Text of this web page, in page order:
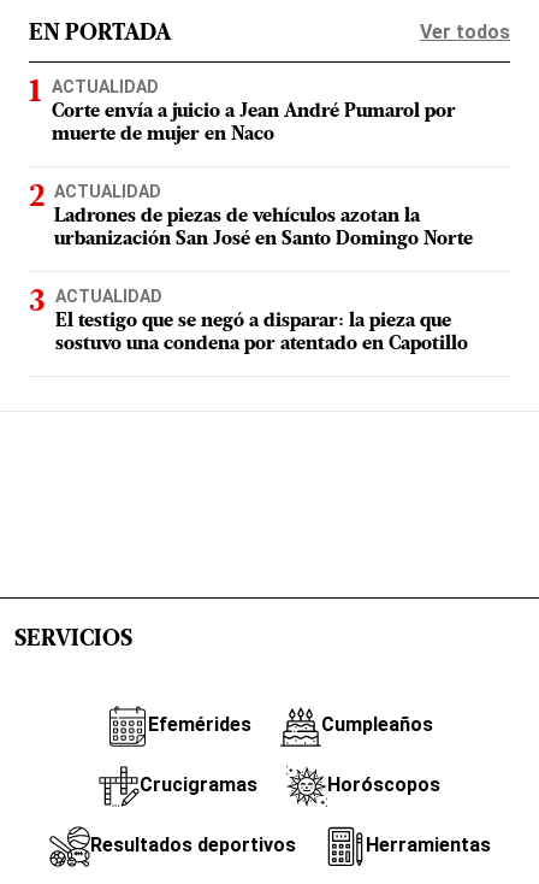
EN PORTADA Ver todos
ACTUALIDAD
Corte envía a juicio a Jean André Pumarol por
muerte de mujer en Naco
ACTUALIDAD
Ladrones de piezas de vehículos azotan la
urbanización San José en Santo Domingo Norte
ACTUALIDAD
El testigo que se negó a disparar: la pieza que
sostuvo una condena por atentado en Capotillo
SERVICIOS
Efemérides Cumpleaños
Crucigramas Horóscopos
Resultados deportivos Herramientas